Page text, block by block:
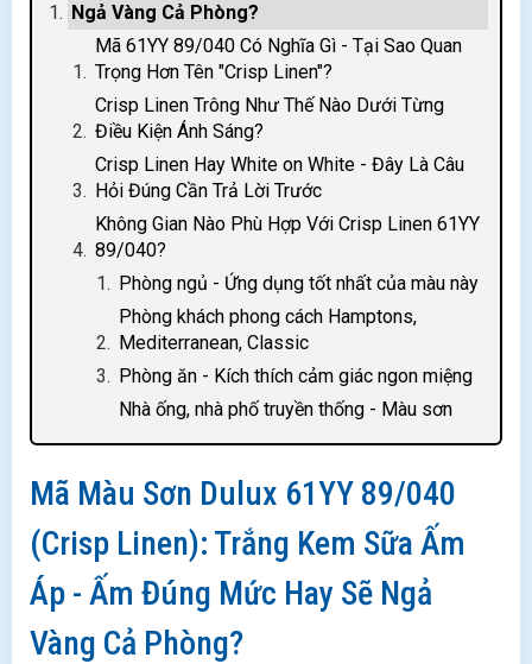
Ngả Vàng Cả Phòng?
Mã 61YY 89/040 Có Nghĩa Gì - Tại Sao Quan
Trọng Hơn Tên "Crisp Linen"?
Crisp Linen Trông Như Thế Nào Dưới Từng
Điều Kiện Ánh Sáng?
Crisp Linen Hay White on White - Đây Là Câu
Hỏi Đúng Cần Trả Lời Trước
Không Gian Nào Phù Hợp Với Crisp Linen 61YY
89/040?
Phòng ngủ - Ứng dụng tốt nhất của màu này
Phòng khách phong cách Hamptons,
Mediterranean, Classic
Phòng ăn - Kích thích cảm giác ngon miệng
Nhà ống, nhà phố truyền thống - Màu sơn
Phối Màu Với Crisp Linen 61YY 89/040 - Các
Combo Đẹp Thực Tế
Crisp Linen Và Phong Thủy - Có Hợp Mệnh
Không?
Các Màu Trắng Kem Cùng Phân Khúc
Mã Màu Sơn Dulux 61YY 89/040
(Crisp Linen): Trắng Kem Sữa Ấm
Áp - Ấm Đúng Mức Hay Sẽ Ngả
Vàng Cả Phòng?